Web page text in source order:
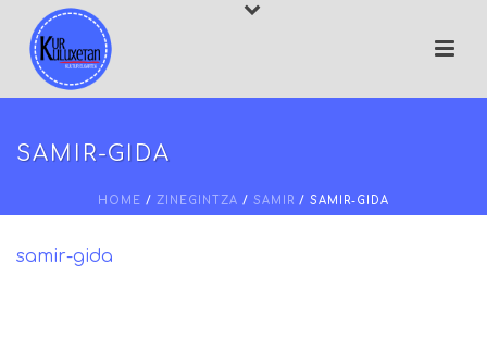
SAMIR-GIDA
HOME / ZINEGINTZA / SAMIR / SAMIR-GIDA
samir-gida